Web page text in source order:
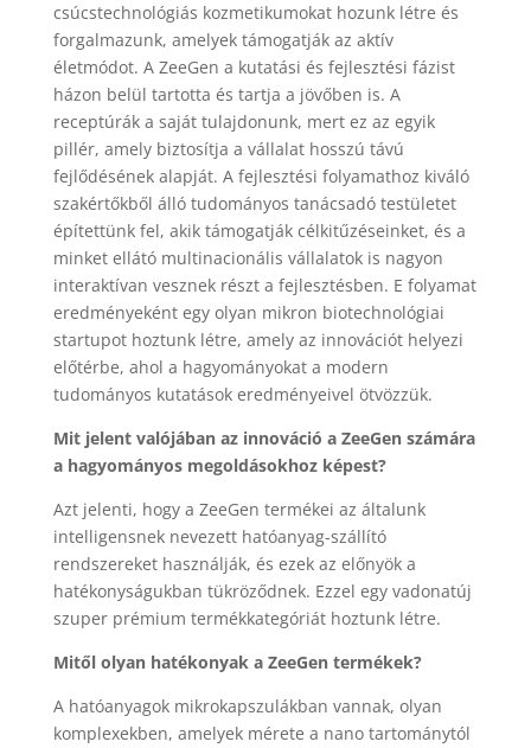
csúcstechnológiás kozmetikumokat hozunk létre és
forgalmazunk, amelyek támogatják az aktív
életmódot. A ZeeGen a kutatási és fejlesztési fázist
házon belül tartotta és tartja a jövőben is. A
receptúrák a saját tulajdonunk, mert ez az egyik
pillér, amely biztosítja a vállalat hosszú távú
fejlődésének alapját. A fejlesztési folyamathoz kiváló
szakértőkből álló tudományos tanácsadó testületet
építettünk fel, akik támogatják célkitűzéseinket, és a
minket ellátó multinacionális vállalatok is nagyon
interaktívan vesznek részt a fejlesztésben. E folyamat
eredményeként egy olyan mikron biotechnológiai
startupot hoztunk létre, amely az innovációt helyezi
előtérbe, ahol a hagyományokat a modern
tudományos kutatások eredményeivel ötvözzük.
Mit jelent valójában az innováció a ZeeGen számára
a hagyományos megoldásokhoz képest?
Azt jelenti, hogy a ZeeGen termékei az általunk
intelligensnek nevezett hatóanyag-szállító
rendszereket használják, és ezek az előnyök a
hatékonyságukban tükröződnek. Ezzel egy vadonatúj
szuper prémium termékkategóriát hoztunk létre.
Mitől olyan hatékonyak a ZeeGen termékek?
A hatóanyagok mikrokapszulákban vannak, olyan
komplexekben, amelyek mérete a nano tartománytól